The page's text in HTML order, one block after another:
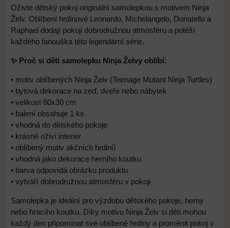
Oživte dětský pokoj originální samolepkou s motivem Ninja
Želv. Oblíbení hrdinové Leonardo, Michelangelo, Donatello a
Raphael dodají pokoji dobrodružnou atmosféru a potěší
každého fanouška této legendární série.
✨ Proč si děti samolepku Ninja Želvy oblíbí:
• motiv oblíbených Ninja Želv (Teenage Mutant Ninja Turtles)
• bytová dekorace na zeď, dveře nebo nábytek
• velikost 60x30 cm
• balení obsahuje 1 ks
• vhodná do dětského pokoje
• krásně oživí interiér
• oblíbený motiv akčních hrdinů
• vhodná jako dekorace herního koutku
• barva odpovídá obrázku produktu
• vytváří dobrodružnou atmosféru v pokoji
Samolepka je ideální pro výzdobu dětského pokoje, herny
nebo hracího koutku. Díky motivu Ninja Želv si děti mohou
každý den připomínat své oblíbené hrdiny a proměnit pokoj v